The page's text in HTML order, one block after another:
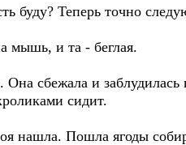
Теперь точно
и та - беглая.
сбежала и заблудилась в
сидит.
Пошла ягоды